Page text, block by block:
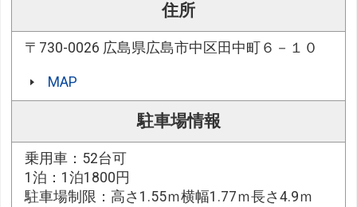
住所
〒730-0026 広島県広島市中区田中町６－１０
MAP
駐車場情報
乗用車：52台可
1泊：1泊1800円
駐車場制限：高さ1.55ｍ横幅1.77ｍ長さ4.9ｍ